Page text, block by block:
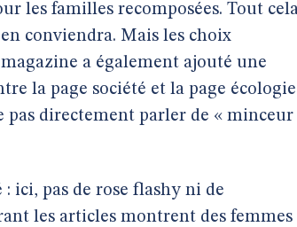
les familles recomposées. Tout
conviendra. Mais les choix
a également ajouté une
la page société et la page
directement parler de « minceur
ici, pas de rose flashy ni de
les articles montrent des femmes